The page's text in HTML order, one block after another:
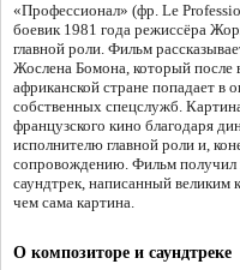
«Профессионал» (фр. Le
боевик 1981 года режиссёра
главной роли. Фильм
Жослена Бомона, который после
африканской стране попадает в
собственных спецслужб.
французского кино благодаря
исполнителю главной роли и,
сопровождению. Фильм получил
саундтрек, написанный великим
чем сама картина.
О композиторе и саундтреке